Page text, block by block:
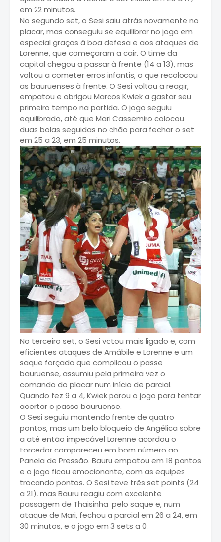
em 22 minutos.
No segundo set, o Sesi saiu atrás novamente no
placar, mas conseguiu se equilibrar no jogo em
especial graças à boa defesa e aos ataques de
Lorenne, que começaram a cair. O time da
capital chegou a passar à frente (14 a 13), mas
voltou a cometer erros infantis, o que recolocou
as bauruenses à frente. O Sesi voltou a reagir,
empatou e obrigou Marcos Kwiek a gastar seu
primeiro tempo na partida. O jogo seguiu
equilibrado, até que Mari Cassemiro colocou
duas bolas seguidas no chão para fechar o set
em 25 a 23, em 25 minutos.
No terceiro set, o Sesi votou mais ligado e, com
eficientes ataques de Amábile e Lorenne e um
saque forçado que complicou o passe
bauruense, assumiu pela primeira vez o
comando do placar num início de parcial.
Quando fez 9 a 4, Kwiek parou o jogo para tentar
acertar o passe bauruense.
O Sesi seguiu mantendo frente de quatro
pontos, mas um belo bloqueio de Angélica sobre
a até então impecável Lorenne acordou o
torcedor compareceu em bom número ao
Panela de Pressão. Bauru empatou em 18 pontos
e o jogo ficou emocionante, com as equipes
trocando pontos. O Sesi teve três set points (24
a 21), mas Bauru reagiu com excelente
passagem de Thaisinha pelo saque e, num
ataque de Mari, fechou a parcial em 26 a 24, em
30 minutos, e o jogo em 3 sets a 0.